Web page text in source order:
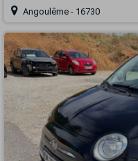
Angoulême - 16730